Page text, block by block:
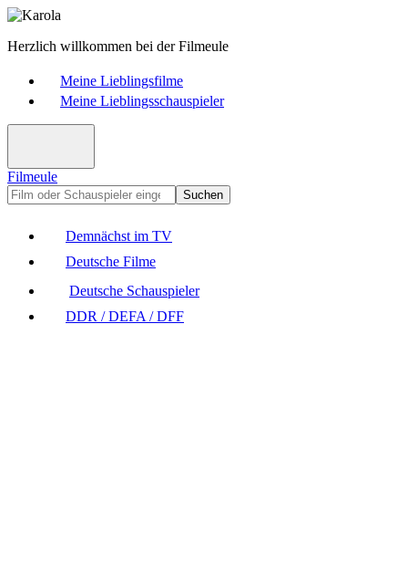
Herzlich willkommen bei der Filmeule
Meine Lieblingsfilme
Meine Lieblingsschauspieler
Filmeule
Suchen
Demnächst im TV
Deutsche Filme
Deutsche Schauspieler
DDR / DEFA / DFF